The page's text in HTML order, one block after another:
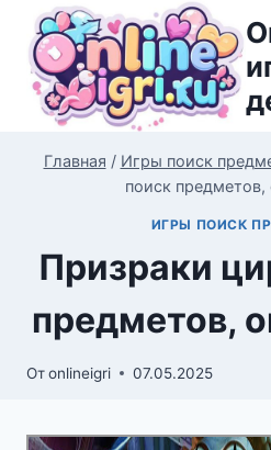
Перейти
содержимому
Главная / Игры поиск
поиск предметов,
ИГРЫ ПОИСК
Призраки
предметов,
Отonlineigri 07.05.2025